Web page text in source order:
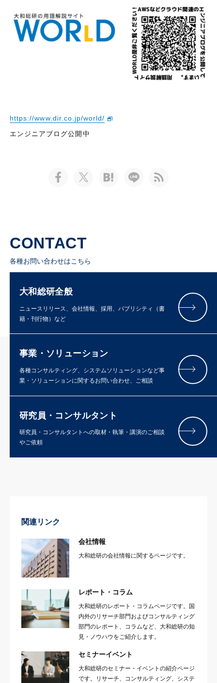
https://www.dir.co.jp/world/
エンジニアブログ公開中
CONTACT
各種お問い合わせはこちら
大和総研全般
ニュースリリース、会社情報、採用、パブリシティ（書
籍・刊行物）など
事業・ソリューション
各種コンサルティング、システムソリューションなど事
業・ソリューションに関するお問い合わせ、ご相談
研究員・コンサルタント
研究員・コンサルタントへの取材・執筆・講演のご相談
やご依頼
関連リンク
会社情報
大和総研の会社情報に関するページです。
レポート・コラム
大和総研のレポート・コラムページです。国
内外のリサーチ部門およびコンサルティング
部門のレポート、コラムなど、大和総研の知
見・ノウハウをご紹介します。
セミナーイベント
大和総研のセミナー・イベントの紹介ページ
です。リサーチ、コンサルティング、システ